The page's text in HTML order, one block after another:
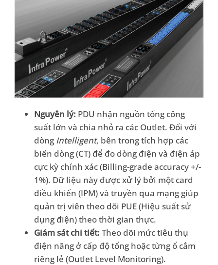
Nguyên lý: PDU nhận nguồn tổng công
suất lớn và chia nhỏ ra các Outlet. Đối với
dòng Intelligent, bên trong tích hợp các
biến dòng (CT) để đo dòng điện và điện áp
cực kỳ chính xác (Billing-grade accuracy +/-
1%). Dữ liệu này được xử lý bởi một card
điều khiển (IPM) và truyền qua mạng giúp
quản trị viên theo dõi PUE (Hiệu suất sử
dụng điện) theo thời gian thực.
Giám sát chi tiết: Theo dõi mức tiêu thụ
điện năng ở cấp độ tổng hoặc từng ổ cắm
riêng lẻ (Outlet Level Monitoring).